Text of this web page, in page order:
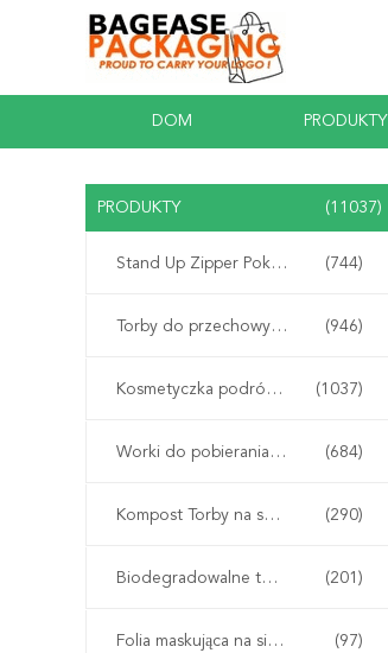
DOM PRODUKTY
PRODUKTY (11037)
Stand Up Zipper Pokrowiec (744)
Torby do przechowywania suwaków na suwak (946)
Kosmetyczka podróżna do makijażu (1037)
Worki do pobierania próbek Biohazard (684)
Kompost Torby na skrobię kukurydzianą (290)
Biodegradowalne torby pocztowe (201)
Folia maskująca na siedzenie samochodowe (97)